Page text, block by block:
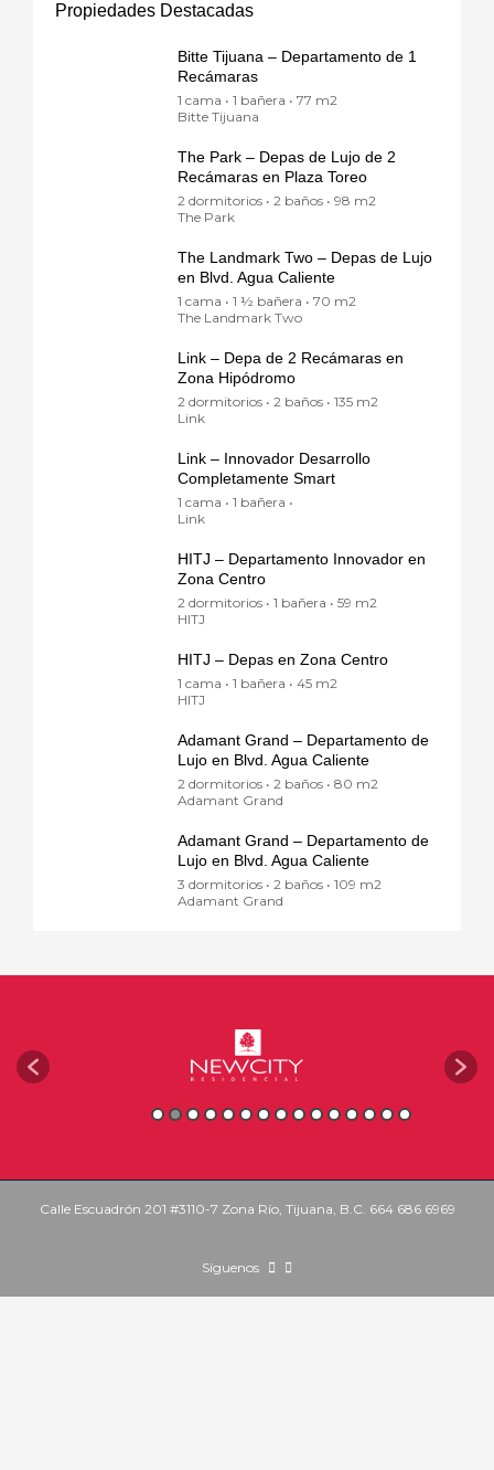
Propiedades Destacadas
Bitte Tijuana – Departamento de 1
Recámaras
1 cama • 1 bañera • 77 m2
Bitte Tijuana
The Park – Depas de Lujo de 2
Recámaras en Plaza Toreo
2 dormitorios • 2 baños • 98 m2
The Park
The Landmark Two – Depas de Lujo
en Blvd. Agua Caliente
1 cama • 1 ½ bañera • 70 m2
The Landmark Two
Link – Depa de 2 Recámaras en
Zona Hipódromo
2 dormitorios • 2 baños • 135 m2
Link
Link – Innovador Desarrollo
Completamente Smart
1 cama • 1 bañera •
Link
HITJ – Departamento Innovador en
Zona Centro
2 dormitorios • 1 bañera • 59 m2
HITJ
HITJ – Depas en Zona Centro
1 cama • 1 bañera • 45 m2
HITJ
Adamant Grand – Departamento de
Lujo en Blvd. Agua Caliente
2 dormitorios • 2 baños • 80 m2
Adamant Grand
Adamant Grand – Departamento de
Lujo en Blvd. Agua Caliente
3 dormitorios • 2 baños • 109 m2
Adamant Grand
Calle Escuadrón 201 #3110-7 Zona Río, Tijuana, B.C. 664 686 6969
Síguenos